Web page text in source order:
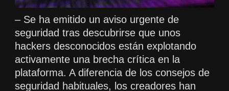
– Se ha emitido un aviso urgente de
seguridad tras descubrirse que unos
hackers desconocidos están explotando
activamente una brecha crítica en la
plataforma. A diferencia de los consejos de
seguridad habituales, los creadores han